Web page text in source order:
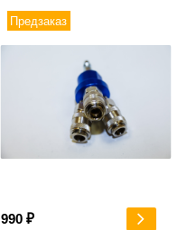
Предзаказ
990 ₽